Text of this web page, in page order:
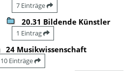
7 Einträge
20.31 Bildende Künstler
1 Eintrag
24 Musikwissenschaft
10 Einträge